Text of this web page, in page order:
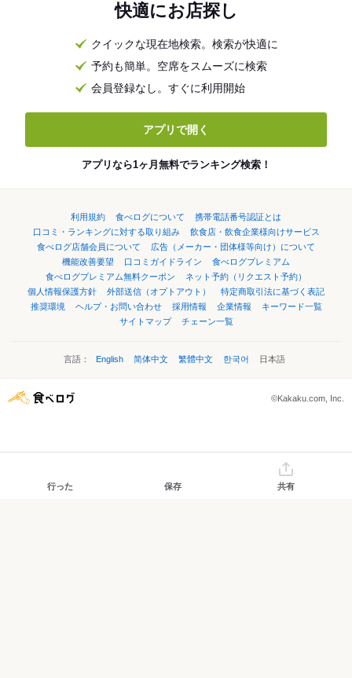
快適にお店探し
クイックな現在地検索。検索が快適に
予約も簡単。空席をスムーズに検索
会員登録なし。すぐに利用開始
アプリで開く
アプリなら1ヶ月無料でランキング検索！
利用規約 食べログについて
携帯電話番号認証とは
口コミ・ランキングに対する取り組み
飲食店・飲食企業様向けサービス
食べログ店舗会員について
広告（メーカー・団体様等向け）について
機能改善要望
口コミガイドライン
食べログプレミアム
食べログプレミアム無料クーポン
ネット予約（リクエスト予約）
個人情報保護方針
外部送信（オプトアウト）
特定商取引法に基づく表記
推奨環境
ヘルプ・お問い合わせ 採用情報 企業情報
キーワード一覧
サイトマップ
チェーン一覧
言語： English 简体中文 繁體中文 한국어 日本語
©Kakaku.com, Inc.
行った 保存 共有